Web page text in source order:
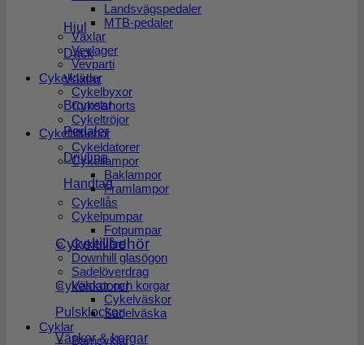
Hjul
Däck
Växlar
Bromsar
Pedaler
Drivlina
Handtag
Cykeltillbehör
Cykeldatorer
Pulsklockor
Väskor & korgar
Landsvägspedaler
MTB-pedaler
Växlar
Vevlager
Vevparti
Cykelkläder
Cykelbyxor
Cykelshorts
Cykeltröjor
Cykeltillbehör
Cykeldatorer
Cykellampor
Baklampor
Framlampor
Cykellås
Cykelpumpar
Fotpumpar
Cykelvård
Downhill glasögon
Sadelöverdrag
Väskor och korgar
Cykelväskor
Sadelväska
Cyklar
Barncyklar